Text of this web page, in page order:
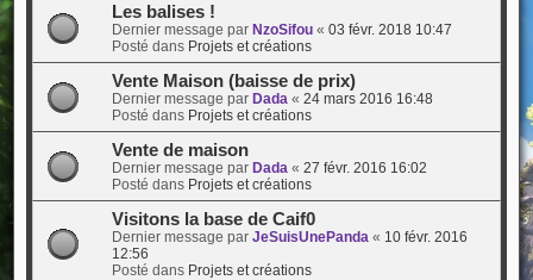
Les balises !
Dernier message par NzoSifou« 03 févr. 2018 10:47
Posté dans Projets et créations
Vente Maison (baisse de prix)
Dernier message par Dada « 24 mars 2016 16:48
Posté dans Projets et créations
Vente de maison
Dernier message par Dada « 27 févr. 2016 16:02
Posté dans Projets et créations
Visitons la base de Caif0
Dernier message par JeSuisUnePanda « 10 févr. 2016
12:56
Posté dans Projets et créations